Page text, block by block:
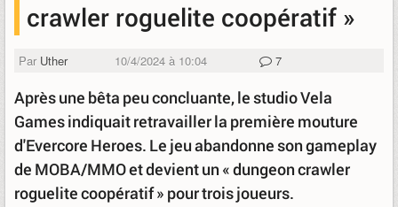
crawler roguelite coopératif »
Par Uther 10/4/2024 à 10:04 7
Après une bêta peu concluante, le studio Vela
Games indiquait retravailler la première mouture
d'Evercore Heroes. Le jeu abandonne son gameplay
de MOBA/MMO et devient un « dungeon crawler
roguelite coopératif » pour trois joueurs.